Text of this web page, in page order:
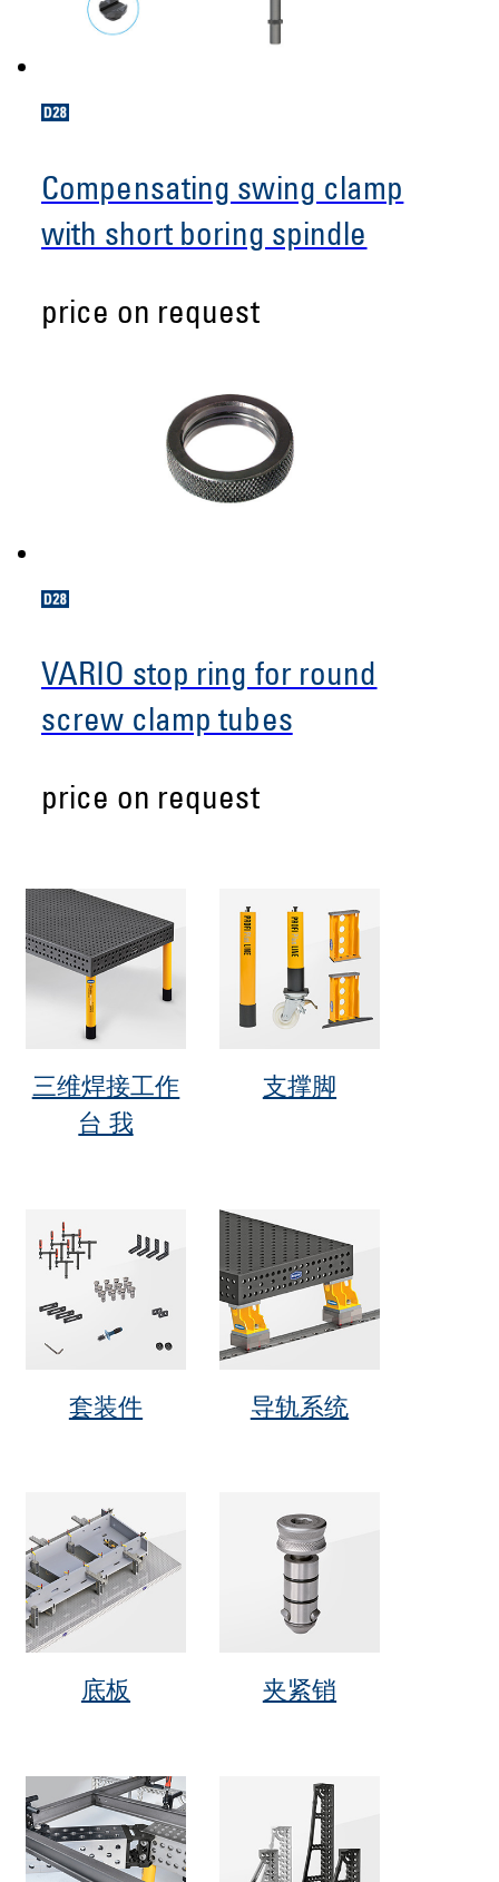
Compensating swing clamp
with short boring spindle
price on request
VARIO stop ring for round
screw clamp tubes
price on request
三维焊接工作
台 我
支撑脚
套装件 导轨系统
底板 夹紧销